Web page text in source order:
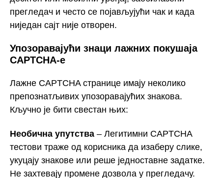
прегледач и често се појављујући чак и када
ниједан сајт није отворен.
Упозоравајући знаци лажних покушаја
CAPTCHA-е
Лажне CAPTCHA странице имају неколико
препознатљивих упозоравајућих знакова.
Кључно је бити свестан њих:
Необична упутства – Легитимни CAPTCHA
тестови траже од корисника да изаберу слике,
укуцају знакове или реше једноставне задатке.
Не захтевају промене дозвола у прегледачу.